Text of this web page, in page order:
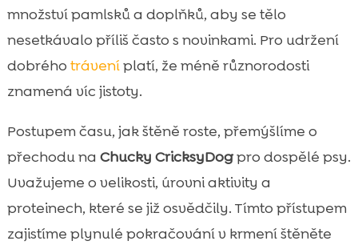
množství pamlsků a doplňků, aby se tělo
nesetkávalo příliš často s novinkami. Pro udržení
dobrého tráveníplatí, že méně různorodosti
znamená víc jistoty.
Postupem času, jak štěně roste, přemýšlíme o
přechodu na Chucky CricksyDogpro dospělé psy.
Uvažujeme o velikosti, úrovni aktivity a
proteinech, které se již osvědčily. Tímto přístupem
zajistíme plynulé pokračování v krmení štěněte